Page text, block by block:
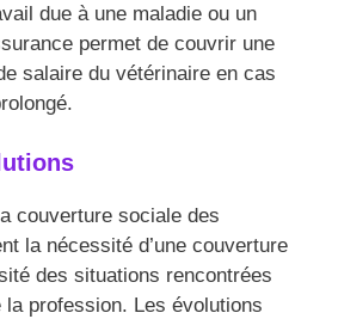
due à une maladie ou un
permet de couvrir une
salaire du vétérinaire en cas
couverture sociale des
la nécessité d’une couverture
des situations rencontrées
la profession. Les évolutions